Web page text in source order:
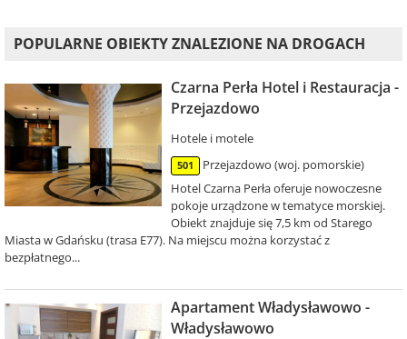
POPULARNE OBIEKTY ZNALEZIONE NA DROGACH
Czarna Perła Hotel i Restauracja -
Przejazdowo
Hotele i motele
501
Przejazdowo (woj. pomorskie)
Hotel Czarna Perła oferuje nowoczesne
pokoje urządzone w tematyce morskiej.
Obiekt znajduje się 7,5 km od Starego
Miasta w Gdańsku (trasa E77). Na miejscu można korzystać z
bezpłatnego...
Apartament Władysławowo -
Władysławowo